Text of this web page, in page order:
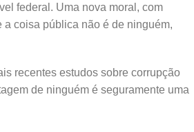
federal. Uma nova moral, com
coisa pública não é de ninguém,
recentes estudos sobre corrupção
de ninguém é seguramente uma